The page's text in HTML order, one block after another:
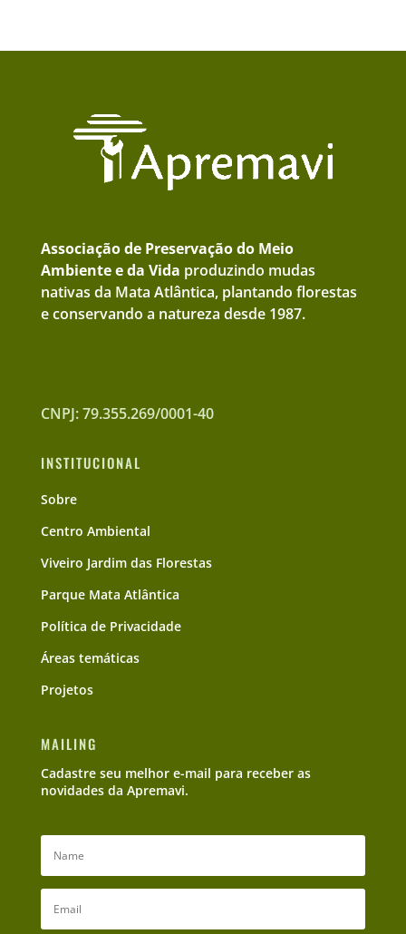
Associação de Preservação do Meio
Ambiente e da Vida produzindo mudas
nativas da Mata Atlântica, plantando florestas
e conservando a natureza desde 1987.
CNPJ: 79.355.269/0001-40
INSTITUCIONAL
Sobre
Centro Ambiental
Viveiro Jardim das Florestas
Parque Mata Atlântica
Política de Privacidade
Áreas temáticas
Projetos
MAILING
Cadastre seu melhor e-mail para receber as
novidades da Apremavi.